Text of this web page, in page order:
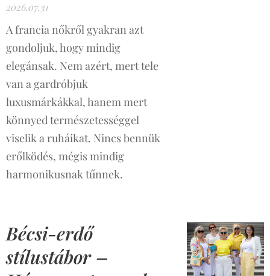
2026.07.31
A francia nőkről gyakran azt
gondoljuk, hogy mindig
elegánsak. Nem azért, mert tele
van a gardróbjuk
luxusmárkákkal, hanem mert
könnyed természetességgel
viselik a ruháikat. Nincs bennük
erőlködés, mégis mindig
harmonikusnak tűnnek.
Bécsi-erdő
stílustábor –